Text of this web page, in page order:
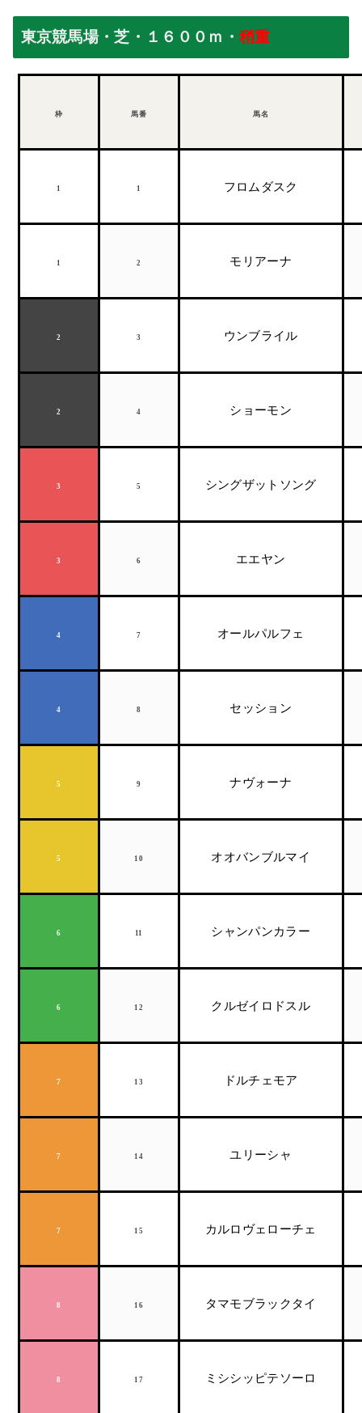
東京競馬場・芝・１６００ｍ ・ 稍重
枠 馬番 馬名
1 1 フロムダスク
1 2 モリアーナ
2 3 ウンブライル
2 4 ショーモン
3 5 シングザットソング
3 6 エエヤン
4 7 オールパルフェ
4 8 セッション
5 9 ナヴォーナ
5 10 オオバンブルマイ
6 11 シャンパンカラー
6 12 クルゼイロドスル
7 13 ドルチェモア
7 14 ユリーシャ
7 15 カルロヴェローチェ
8 16 タマモブラックタイ
8 17 ミシシッピテソーロ